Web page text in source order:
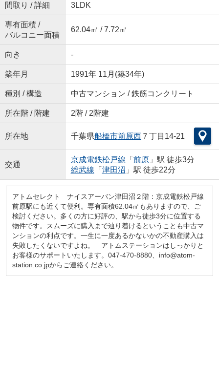
間取り / 詳細 3LDK
専有面積 /
バルコニー面積
62.04㎡ / 7.72㎡
向き -
築年月 1991年 11月(築34年)
種別 / 構造 中古マンション / 鉄筋コンクリート
所在階 / 階建 2階 / 2階建
所在地 千葉県船橋市前原西７丁目14-21
交通
京成電鉄松戸線 「 前原」駅 徒歩3分
総武線 「 津田沼 」駅 徒歩22分
アトムセレクト ナイスアーバン津田沼２階：京成電鉄松戸線
前原駅にも近くて便利。専有面積62.04㎡もありますので、ご
検討ください。多くの方に好評の、駅から徒歩3分に位置する
物件です。スムーズに購入まで辿り着けるということも中古マ
ンションの利点です。一生に一度あるかないかの不動産購入は
失敗したくないですよね。 アトムステーションはしっかりと
お客様のサポートいたします。047-470-8880、info@atom-
station.co.jpからご連絡ください。